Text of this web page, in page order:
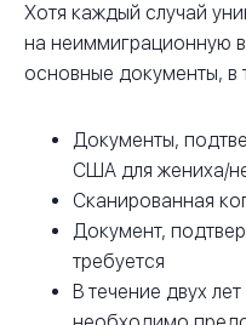
Хотя каждый случай
на неиммиграционную
основные документы, в
Документы,
США для жениха/
Сканированная
Документ,
требуется
В течение двух